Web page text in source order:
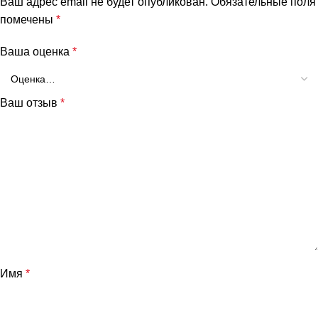
помечены *
Ваша оценка *
Ваш отзыв *
Имя *